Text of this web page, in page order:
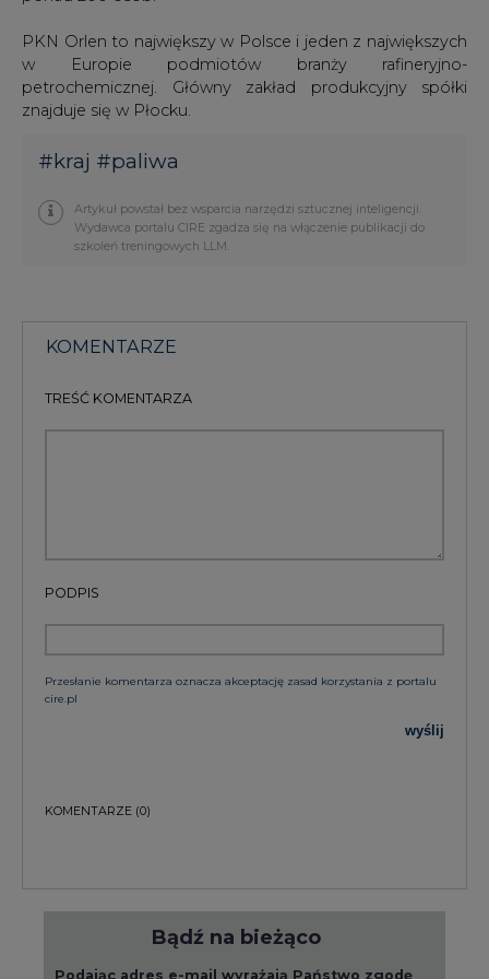
PKN Orlen to największy w Polsce i jeden z największych
w Europie podmiotów branży rafineryjno-
petrochemicznej. Główny zakład produkcyjny spółki
znajduje się w Płocku.
#kraj #paliwa
Artykuł powstał bez wsparcia narzędzi sztucznej inteligencji.
Wydawca portalu CIRE zgadza się na włączenie publikacji do
szkoleń treningowych LLM.
KOMENTARZE
TREŚĆ KOMENTARZA
PODPIS
Przesłanie komentarza oznacza akceptację zasad korzystania z portalu
cire.pl
wyślij
KOMENTARZE (0)
Bądź na bieżąco
Podając adres e-mail wyrażają Państwo zgodę